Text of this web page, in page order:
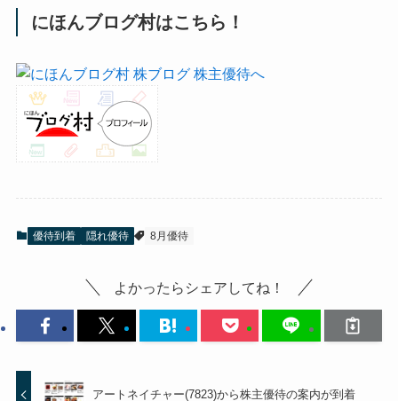
にほんブログ村はこちら！
優待到着 隠れ優待 8月優待
よかったらシェアしてね！
アートネイチャー(7823)から株主優待の案内が到着